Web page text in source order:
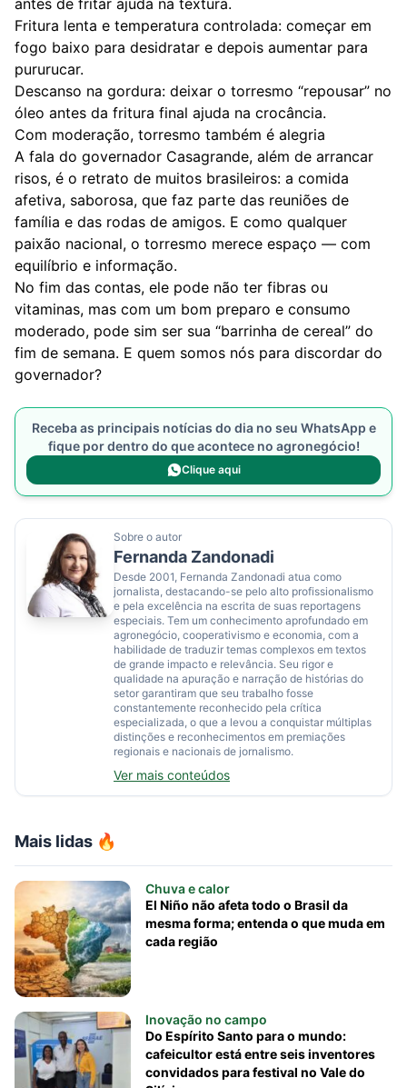
Mais lidas 🔥
Chuva e calor
El Niño não afeta todo o Brasil da
mesma forma; entenda o que muda em
cada região
Inovação no campo
Do Espírito Santo para o mundo:
cafeicultor está entre seis inventores
convidados para festival no Vale do
antes de fritar ajuda na textura.
Fritura lenta e temperatura controlada: começar em
fogo baixo para desidratar e depois aumentar para
pururucar.
Descanso na gordura: deixar o torresmo “repousar” no
óleo antes da fritura final ajuda na crocância.
Com moderação, torresmo também é alegria
A fala do governador Casagrande, além de arrancar
risos, é o retrato de muitos brasileiros: a comida
afetiva, saborosa, que faz parte das reuniões de
família e das rodas de amigos. E como qualquer
paixão nacional, o torresmo merece espaço — com
equilíbrio e informação.
No fim das contas, ele pode não ter fibras ou
vitaminas, mas com um bom preparo e consumo
moderado, pode sim ser sua “barrinha de cereal” do
fim de semana. E quem somos nós para discordar do
governador?
Receba as principais notícias do dia no seu WhatsApp e
fique por dentro do que acontece no agronegócio!
Clique aqui
Sobre o autor
Fernanda Zandonadi
Desde 2001, Fernanda Zandonadi atua como
jornalista, destacando-se pelo alto profissionalismo
e pela excelência na escrita de suas reportagens
especiais. Tem um conhecimento aprofundado em
agronegócio, cooperativismo e economia, com a
habilidade de traduzir temas complexos em textos
de grande impacto e relevância. Seu rigor e
qualidade na apuração e narração de histórias do
setor garantiram que seu trabalho fosse
constantemente reconhecido pela crítica
especializada, o que a levou a conquistar múltiplas
distinções e reconhecimentos em premiações
regionais e nacionais de jornalismo.
Ver mais conteúdos